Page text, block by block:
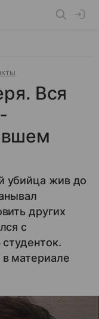
Вся
убийца жив до
других
с
материале